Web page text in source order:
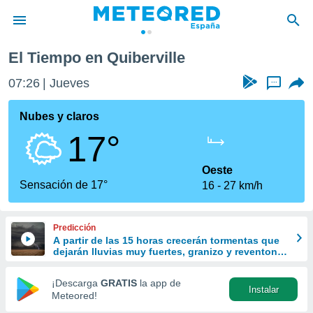
de
por
que se
calidad.
a este
las
y
forma
digital
basada
El Tiempo en Quiberville
07:26 Jueves ...
Nubes y claros
17°
Sensación de 17°
Oeste
16
27 km/h
Predicción
A partir de las 15 horas crecerán tormentas que
dejarán lluvias muy fuertes, granizo y reventones
¡Descarga GRATIS la app de
Meteored!
Instalar